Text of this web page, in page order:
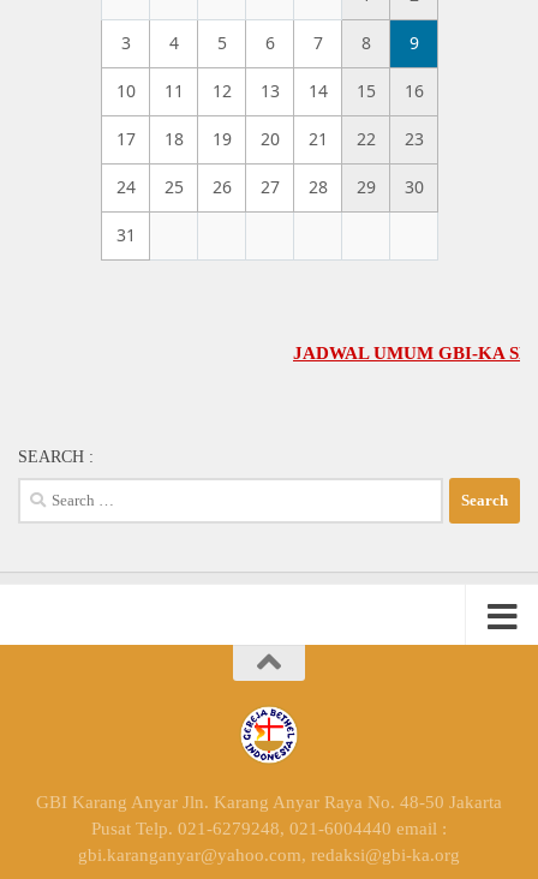
3 4 5 6 7 8 9
10 11 12 13 14 15 16
17 18 19 20 21 22 23
24 25 26 27 28 29 30
31
JADWAL UMUM GBI-KA
SEARCH :
Search
for:
GBI Karang Anyar Jln. Karang Anyar Raya No. 48-50 Jakarta
Pusat Telp. 021-6279248, 021-6004440 email :
gbi.karanganyar@yahoo.com, redaksi@gbi-ka.org